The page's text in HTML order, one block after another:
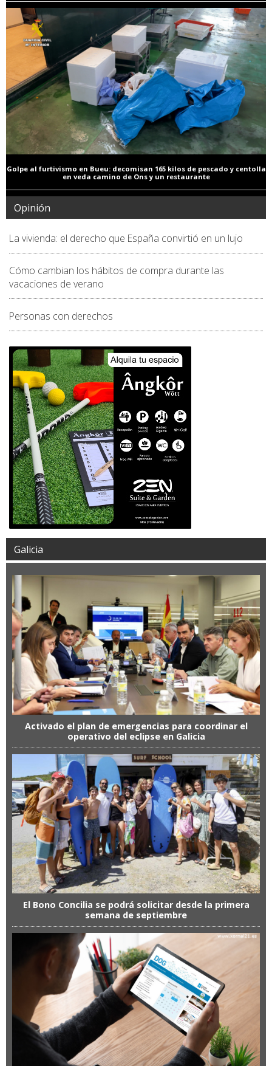
Golpe al furtivismo en Bueu: decomisan 165 kilos de pescado y centolla
en veda camino de Ons y un restaurante
Opinión
La vivienda: el derecho que España convirtió en un lujo
Cómo cambian los hábitos de compra durante las
vacaciones de verano
Personas con derechos
Galicia
Activado el plan de emergencias para coordinar el
operativo del eclipse en Galicia
El Bono Concilia se podrá solicitar desde la primera
semana de septiembre